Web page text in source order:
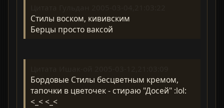
Стилы воском, кививским
Берцы просто ваксой
Бордовые Стилы бесцветным кремом,
тапочки в цветочек - стираю "Досей" :lol:
<_< <_<